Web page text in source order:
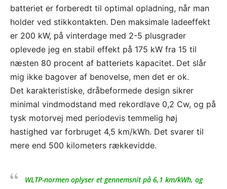
batteriet er forberedt til optimal opladning, når man
holder ved stikkontakten. Den maksimale ladeeffekt
er 200 kW, på vinterdage med 2-5 plusgrader
oplevede jeg en stabil effekt på 175 kW fra 15 til
næsten 80 procent af batteriets kapacitet. Det slår
mig ikke bagover af benovelse, men det er ok.
Det karakteristiske, dråbeformede design sikrer
minimal vindmodstand med rekordlave 0,2 Cw, og på
tysk motorvej med periodevis temmelig høj
hastighed var forbruget 4,5 km/kWh. Det svarer til
mere end 500 kilometers rækkevidde.
WLTP-normen oplyser et gennemsnit på 6,1 km/kWh, og